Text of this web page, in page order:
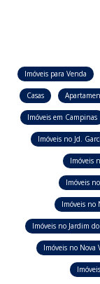
Imóveis para Venda
Casas
Imóveis em Campinas
Imóveis no Jd.
Imóveis
Imóveis
Imóveis no
Imóveis no Jardim
Imóveis no Nova